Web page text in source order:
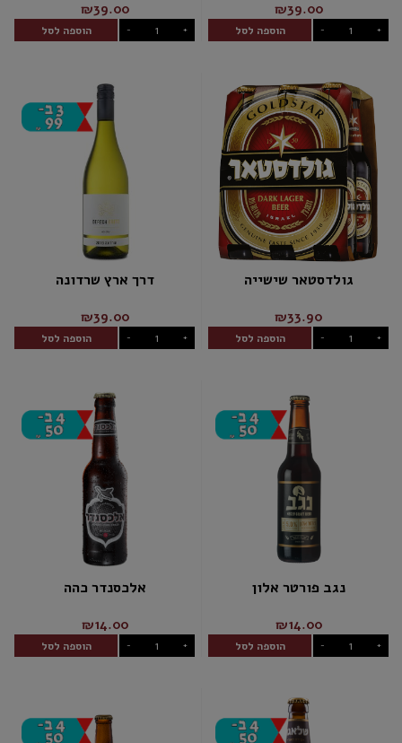
₪39.00
- + הוספה לסל
₪39.00
- + הוספה לסל
גולדסטאר שישייה
₪33.90
- + הוספה לסל
דרך ארץ שרדונה
₪39.00
- + הוספה לסל
נגב פורטר אלון
₪14.00
- + הוספה לסל
אלכסנדר כהה
₪14.00
- + הוספה לסל